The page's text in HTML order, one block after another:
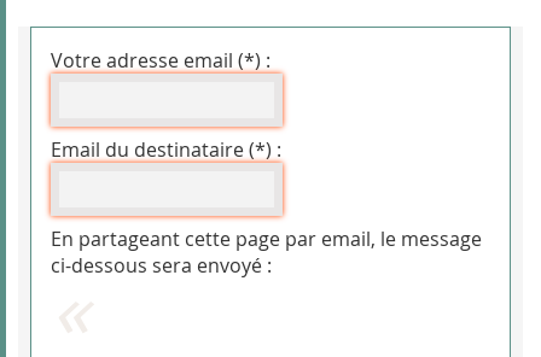
Votre adresse email (*) :
Email du destinataire (*) :
En partageant cette page par email, le message
ci-dessous sera envoyé :